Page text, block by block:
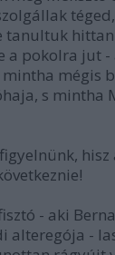
tanultuk
a pokolra jut -
mégis
s mintha
hisz
- aki
alteregója -